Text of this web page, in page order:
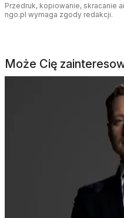
Przedruk, kopiowanie, skracanie
ngo.pl wymaga zgody redakcji.
Może Cię